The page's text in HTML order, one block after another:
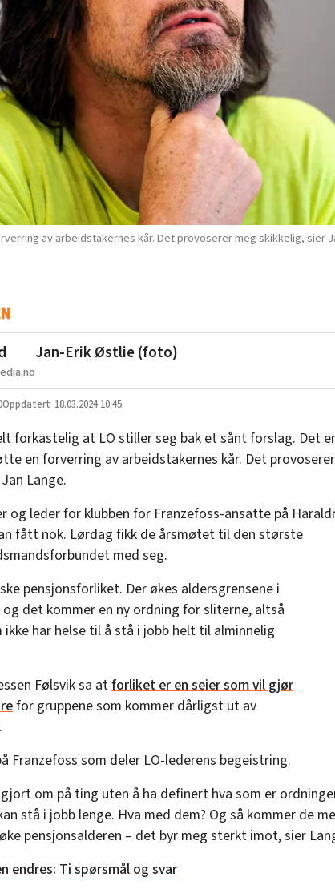
av arbeidstakernes kår. Det provoserer meg skikkelig, sier
Jan-Erik Østlie (foto)
18.03.2024 10:45
forkastelig at LO stiller seg bak et sånt forslag. Det er
en forverring av arbeidstakernes kår. Det provoserer
Lange.
og leder for klubben for Franzefoss-ansatte på
fått nok. Lørdag fikk de årsmøtet til den største
med seg.
pensjonsforliket. Der økes aldersgrensene i
det kommer en ny ordning for sliterne, altså
har helse til å stå i jobb helt til alminnelig
Følsvik sa atforliket er en seier som vil gjør
for gruppene som kommer dårligst ut av
Franzefoss som deler LO-lederens begeistring.
om på ting uten å ha definert hva som er
stå i jobb lenge. Hva med dem? Og så kommer de
pensjonsalderen – det byr meg sterkt imot, sier
endres: Ti spørsmål og svar